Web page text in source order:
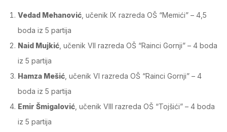
Vedad Mehanović , učenik IX razreda OŠ “Memići” – 4,5
boda iz 5 partija
Naid Mujkić , učenik VII razreda OŠ “Rainci Gornji” – 4 boda
iz 5 partija
Hamza Mešić , učenik VI razreda OŠ “Rainci Gornji” – 4
boda iz 5 partija
Emir Šmigalović , učenik VIII razreda OŠ “Tojšići” – 4 boda
iz 5 partija